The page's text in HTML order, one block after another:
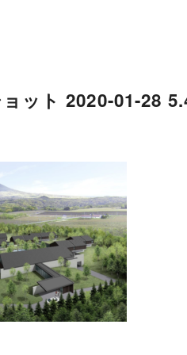
ット 2020-01-28